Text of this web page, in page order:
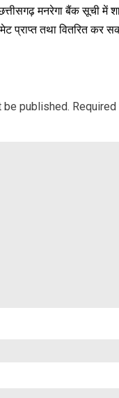
मनरेगा बैंक सूची में
प्राप्त तथा वितरित कर
be published.